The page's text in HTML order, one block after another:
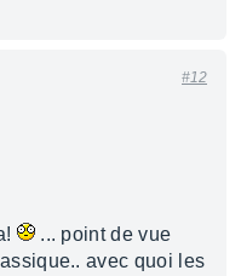
#12
... point de vue
avec quoi les